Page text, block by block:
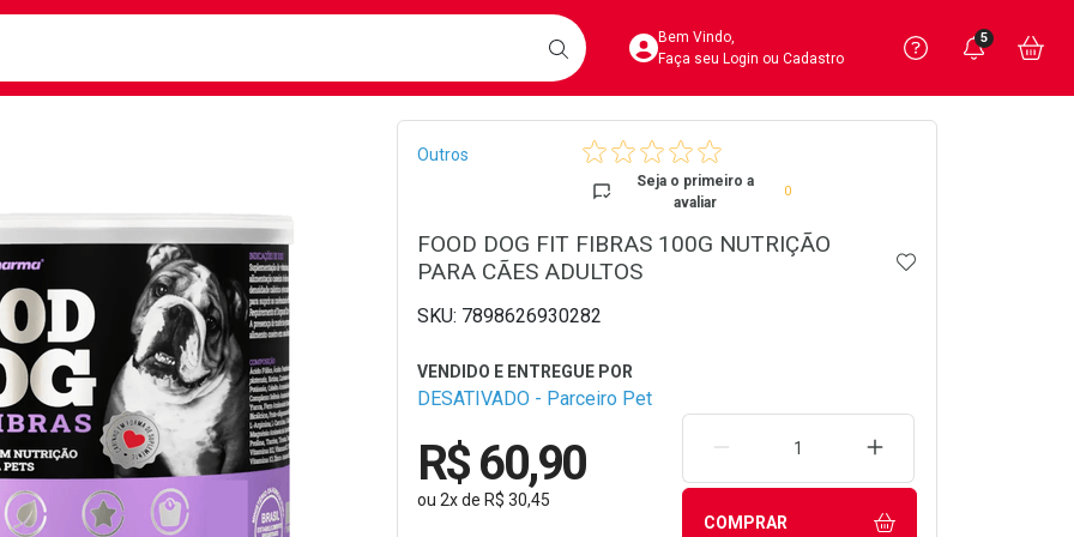
BUSCARAcesse sua Conta
Bem Vindo,
Faça seu Login ou Cadastro
Precisa
Ver Recursos
Você
5
Breadcrumb
Outros
Seja o primeiro a
avaliar
0
FOOD DOG FIT FIBRAS 100G NUTRIÇÃO
PARA CÃES ADULTOS
ADICIONAR AOS
7898626930282
DESATIVADO - Parceiro Pet
R$ 60,90
ou 2xde R$ 30,45
REMOVER UMA UNIDADEAUMENTAR UMA
COMPRAR